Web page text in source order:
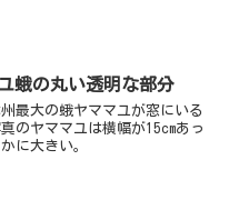
蛾の丸い透明な部分
最大の蛾ヤママユが窓にいる
のヤママユは横幅が15cmあっ
に大きい。